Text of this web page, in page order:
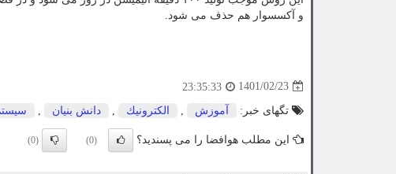
و آکسسوار هم حذف می شود.
1401/02/23
23:35:33
تگهای خبر: آموزش الكترونیك دانش بنیان
این مطلب هوافضا را می پسندید؟ (0)
(0)